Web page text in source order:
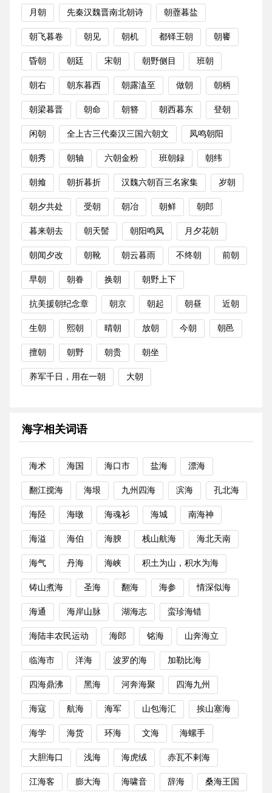
月朝 先秦汉魏晋南北朝诗 朝虀暮盐
朝飞暮卷 朝见 朝机 都铎王朝 朝饔
昏朝 朝廷 宋朝 朝野侧目 班朝
朝右 朝东暮西 朝露溘至 做朝 朝柄
朝梁暮晋 朝命 朝簪 朝西暮东 登朝
闲朝 全上古三代秦汉三国六朝文 凤鸣朝阳
朝秀 朝轴 六朝金粉 班朝録 朝纬
朝飨 朝折暮折 汉魏六朝百三名家集 岁朝
朝夕共处 受朝 朝冶 朝鲜 朝郎
暮来朝去 朝天髻 朝阳鸣凤 月夕花朝
朝闻夕改 朝靴 朝云暮雨 不终朝 前朝
早朝 朝眷 换朝 朝野上下
抗美援朝纪念章 朝京 朝起 朝昼 近朝
生朝 熙朝 晴朝 放朝 今朝 朝邑
擅朝 朝野 朝贵 朝坐
养军千日，用在一朝 大朝
海字相关词语
海术 海国 海口市 盐海 漂海
翻江搅海 海垠 九州四海 滨海 孔北海
海陉 海暾 海魂衫 海城 南海神
海溢 海伯 海腴 栈山航海 海北天南
海气 丹海 海峡 积土为山，积水为海
铸山煮海 圣海 翻海 海参 情深似海
海通 海岸山脉 湖海志 蛮珍海错
海陆丰农民运动 海郎 铭海 山奔海立
临海市 洋海 波罗的海 加勒比海
四海鼎沸 黑海 河奔海聚 四海九州
海寇 航海 海军 山包海汇 挨山塞海
海学 海货 环海 文海 海螺手
大胆海口 浅海 海虎绒 赤瓦不剌海
江海客 膨大海 海啸音 辞海 桑海王国